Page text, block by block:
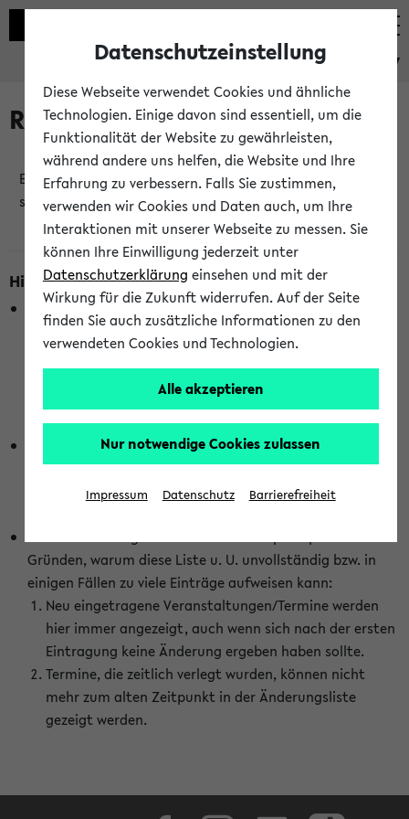
eKVV
Raumänderungen
Es wurden keine Raumänderungen an jetzt
stattfindenden Veranstaltungen gefunden!
Hinweise zur Liste der Raumänderungen
In dieser Liste werden nur Veranstaltungstermine
berücksichtigt, die gerade oder innerhalb der nächsten 2
Stunden stattfinden. Berücksichtigt werden nur Termine,
wurden. Die Anzeige ist semesterübergreifend und nicht
abhängig vom im eKVV gewählten Semester.
Die hier gezeigte Liste von Raumänderungen kann nur
vollständig sein, wenn den Fakultäten von den Lehrenden
die Änderungen zeitnah mitgeteilt und diese Änderungen
Gründen, warum diese Liste u. U. unvollständig bzw. in
einigen Fällen zu viele Einträge aufweisen kann:
Neu eingetragene Veranstaltungen/Termine werden
hier immer angezeigt, auch wenn sich nach der ersten
Eintragung keine Änderung ergeben haben sollte.
Termine, die zeitlich verlegt wurden, können nicht
mehr zum alten Zeitpunkt in der Änderungsliste
gezeigt werden.
Datenschutzeinstellung
Diese Webseite verwendet Cookies und ähnliche
Technologien. Einige davon sind essentiell, um die
Funktionalität der Website zu gewährleisten,
während andere uns helfen, die Website und Ihre
Erfahrung zu verbessern. Falls Sie zustimmen,
verwenden wir Cookies und Daten auch, um Ihre
Interaktionen mit unserer Webseite zu messen. Sie
können Ihre Einwilligung jederzeit unter
Datenschutzerklärung einsehen und mit der
Wirkung für die Zukunft widerrufen. Auf der Seite
finden Sie auch zusätzliche Informationen zu den
verwendeten Cookies und Technologien.
Alle akzeptieren
Nur notwendige Cookies zulassen
Impressum Datenschutz Barrierefreiheit